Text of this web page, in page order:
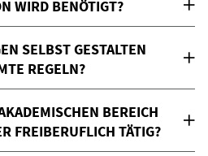
WIRD BENÖTIGT?
SELBST GESTALTEN
REGELN?
BEREICH
FREIBERUFLICH TÄTIG?